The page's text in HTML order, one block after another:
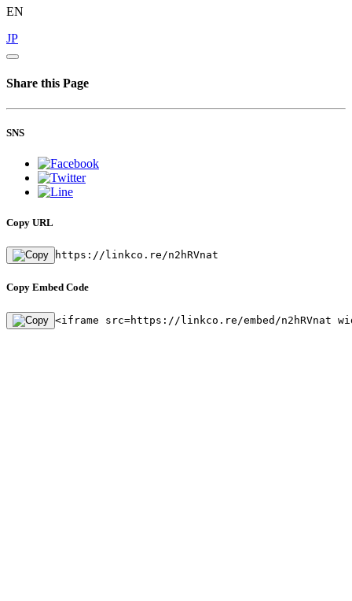
EN
JP
Share this Page
SNS
Copy URL
https://linkco.re/n2hRVnat
Copy Embed Code
<iframe src=https://linkco.re/embed/n2hRVnat